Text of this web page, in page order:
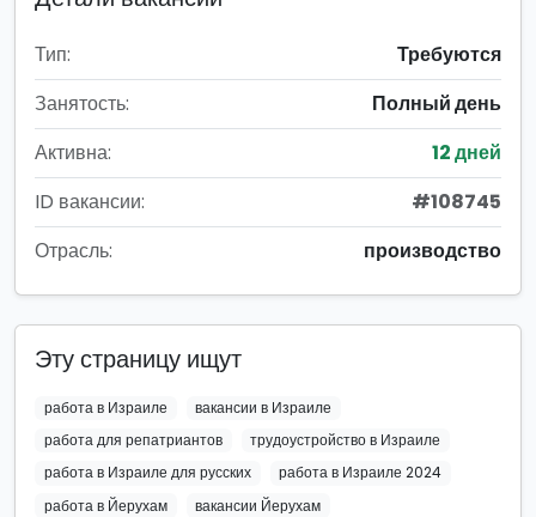
Тип:
Требуются
Занятость:
Полный день
Активна:
12 дней
ID вакансии:
#108745
Отрасль:
производство
Эту страницу ищут
работа в Израиле
вакансии в Израиле
работа для репатриантов
трудоустройство в Израиле
работа в Израиле для русских
работа в Израиле 2024
работа в Йерухам
вакансии Йерухам